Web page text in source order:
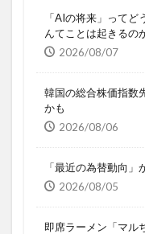
「AIの将来」って
んてことは起きるの
2026/08/07
韓国の総合株価指数
かも
2026/08/06
「最近の為替動向
2026/08/05
即席ラーメン「マル